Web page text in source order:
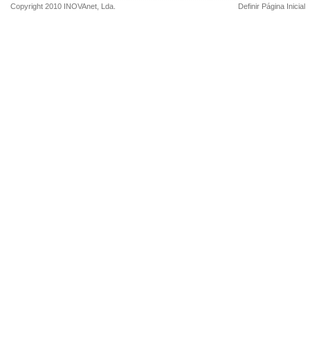
Copyright 2010 INOVAnet , Lda. Definir Página Inicial